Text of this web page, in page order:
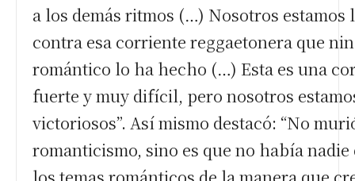
a los demás ritmos (…) Nosotros estamos
contra esa corriente reggaetonera que
romántico lo ha hecho (…) Esta es una
fuerte y muy difícil, pero nosotros
victoriosos”. Así mismo destacó: “No
romanticismo, sino es que no había nadie